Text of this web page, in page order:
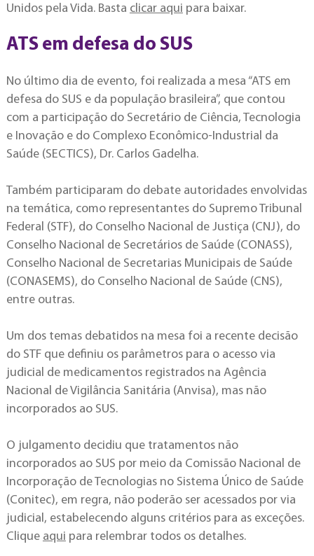
Unidos pela Vida. Basta clicar aqui para baixar.
ATS em defesa do SUS
No último dia de evento, foi realizada a mesa “ATS em
defesa do SUS e da população brasileira”, que contou
com a participação do Secretário de Ciência, Tecnologia
e Inovação e do Complexo Econômico-Industrial da
Saúde (SECTICS), Dr. Carlos Gadelha.
Também participaram do debate autoridades envolvidas
na temática, como representantes do Supremo Tribunal
Federal (STF), do Conselho Nacional de Justiça (CNJ), do
Conselho Nacional de Secretários de Saúde (CONASS),
Conselho Nacional de Secretarias Municipais de Saúde
(CONASEMS), do Conselho Nacional de Saúde (CNS),
entre outras.
Um dos temas debatidos na mesa foi a recente decisão
do STF que definiu os parâmetros para o acesso via
judicial de medicamentos registrados na Agência
Nacional de Vigilância Sanitária (Anvisa), mas não
incorporados ao SUS.
O julgamento decidiu que tratamentos não
incorporados ao SUS por meio da Comissão Nacional de
Incorporação de Tecnologias no Sistema Único de Saúde
(Conitec), em regra, não poderão ser acessados por via
judicial, estabelecendo alguns critérios para as exceções.
Clique aqui para relembrar todos os detalhes.